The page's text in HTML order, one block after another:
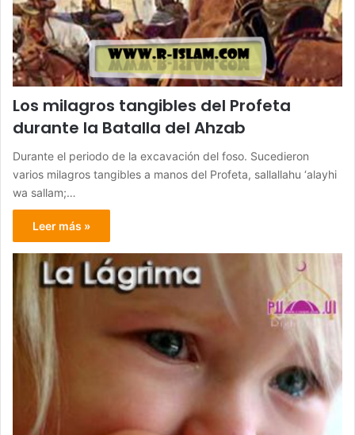
Los milagros tangibles del Profeta
durante la Batalla del Ahzab
Durante el periodo de la excavación del foso. Sucedieron
varios milagros tangibles a manos del Profeta, sallallahu ‘alayhi
wa sallam;…
Leer más »